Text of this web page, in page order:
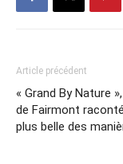
Article précédent
« Grand By Nature
de Fairmont
plus belle des